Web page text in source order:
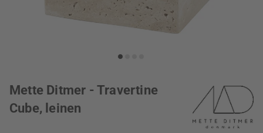
Mette Ditmer - Travertine
Cube, leinen